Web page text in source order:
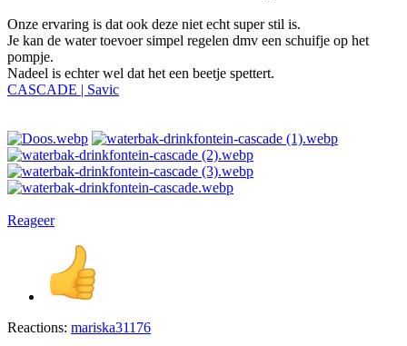
Onze ervaring is dat ook deze niet echt super stil is.
Je kan de water toevoer simpel regelen dmv een schuifje op het
pompje.
Nadeel is echter wel dat het een beetje spettert.
CASCADE | Savic
Reageer
Reactions: mariska31176